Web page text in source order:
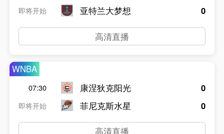
即将开始
亚特兰大梦想
0
高清直播
WNBA
07:30
即将开始
康涅狄克阳光
菲尼克斯水星
0
0
高清直播